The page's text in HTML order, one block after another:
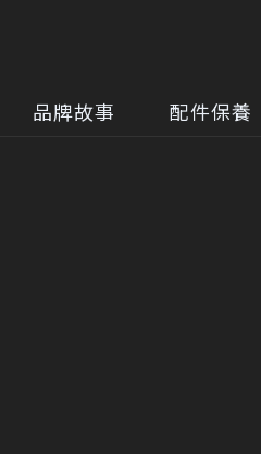
品牌故事 配件保養